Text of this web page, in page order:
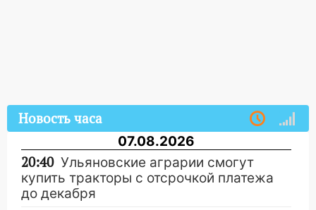
Новость часа
07.08.2026
20:40 Ульяновские аграрии смогут
купить тракторы с отсрочкой платежа
до декабря